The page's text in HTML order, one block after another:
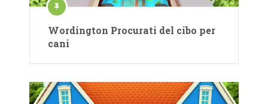
Wordington Procurati del cibo per
cani